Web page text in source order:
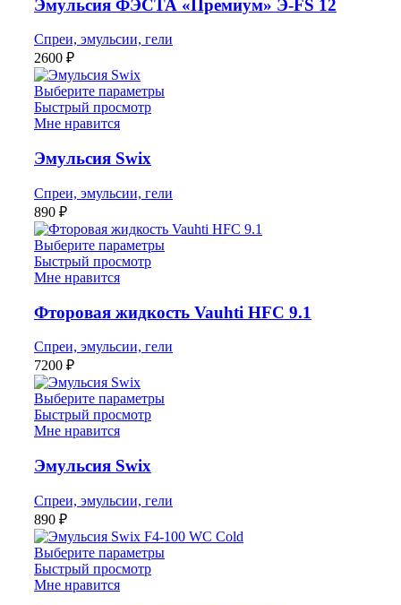
Эмульсия ФЭСТА «Премиум» Э-FS 12
Спреи, эмульсии, гели
2600 ₽
Выберите параметры
Быстрый просмотр
Мне нравится
Эмульсия Swix
Спреи, эмульсии, гели
890 ₽
Выберите параметры
Быстрый просмотр
Мне нравится
Фторовая жидкость Vauhti HFC 9.1
Спреи, эмульсии, гели
7200 ₽
Выберите параметры
Быстрый просмотр
Мне нравится
Эмульсия Swix
Спреи, эмульсии, гели
890 ₽
Выберите параметры
Быстрый просмотр
Мне нравится